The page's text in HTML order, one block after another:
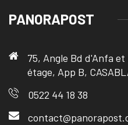
PANORAPOST
75, Angle Bd d'Anfa
étage, App B,
0522 44 18 38